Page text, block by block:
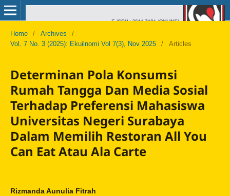
Home / Archives
/
Vol. 7 No. 3 (2025): Ekuilnomi Vol 7(3), Nov 2025
/ Articles
Determinan Pola Konsumsi
Rumah Tangga Dan Media Sosial
Terhadap Preferensi Mahasiswa
Universitas Negeri Surabaya
Dalam Memilih Restoran All You
Can Eat Atau Ala Carte
Rizmanda Aunulia Fitrah